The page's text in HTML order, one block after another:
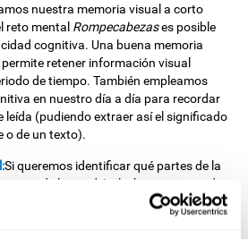
nuestra memoria visual a corto
reto mental Rompecabezases posible
cognitiva. Una buena memoria
retener información visual
de tiempo. También empleamos
en nuestro día a día para recordar
leída (pudiendo extraer así el significado
o de un texto).
Si queremos identificar qué partes de la
de la cuadrícula, haremos uso de
proceso nos ayudará a fortalecer esta